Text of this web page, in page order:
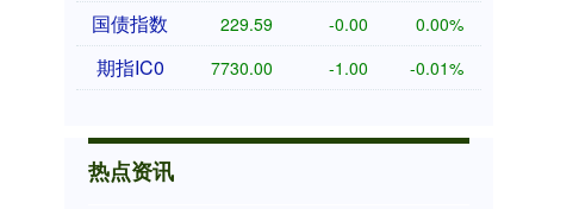
国债指数 229.59 -0.00 0.00%
期指IC0 7730.00 -1.00 -0.01%
热点资讯